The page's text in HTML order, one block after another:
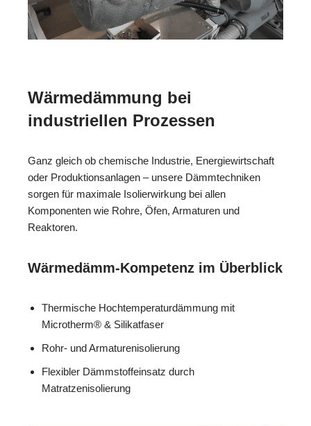
Wärmedämmung bei
industriellen Prozessen
Ganz gleich ob chemische Industrie, Energiewirtschaft
oder Produktionsanlagen – unsere Dämmtechniken
sorgen für maximale Isolierwirkung bei allen
Komponenten wie Rohre, Öfen, Armaturen und
Reaktoren.
Wärmedämm-Kompetenz im Überblick
Thermische Hochtemperaturdämmung mit
Microtherm® & Silikatfaser
Rohr- und Armaturenisolierung
Flexibler Dämmstoffeinsatz durch
Matratzenisolierung